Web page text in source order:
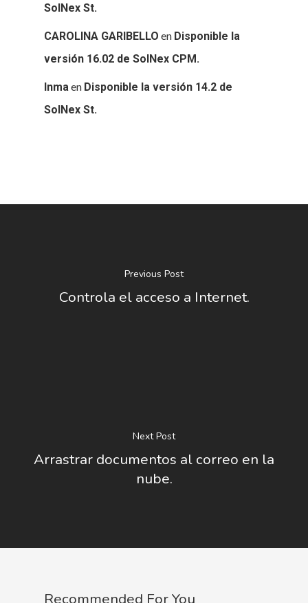
SolNex St.
CAROLINA GARIBELLO en Disponible la
versión 16.02 de SolNex CPM.
Inmaen Disponible la versión 14.2 de
SolNex St.
Previous Post
Controla el acceso a Internet.
Next Post
Arrastrar documentos al correo en la
nube.
Recommended For You